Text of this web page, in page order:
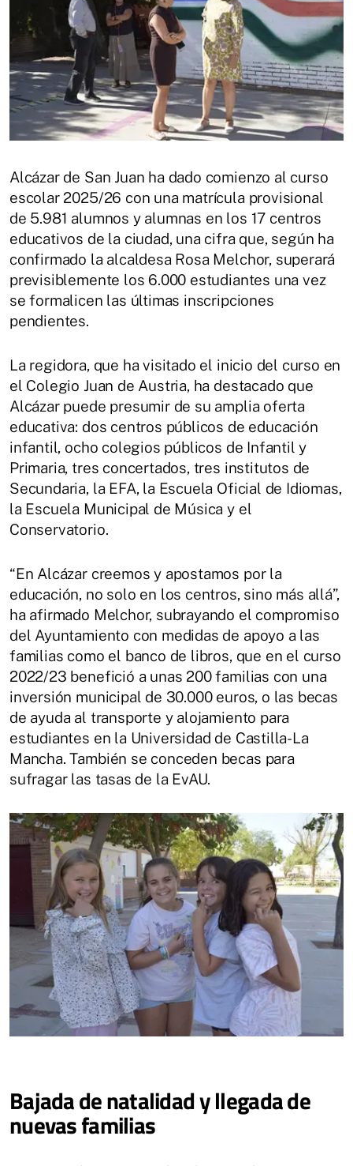
Alcázar de San Juan ha dado comienzo al curso
escolar 2025/26 con una matrícula provisional
de 5.981 alumnos y alumnas en los 17 centros
educativos de la ciudad, una cifra que, según ha
confirmado la alcaldesa Rosa Melchor, superará
previsiblemente los 6.000 estudiantes una vez
se formalicen las últimas inscripciones
pendientes.
La regidora, que ha visitado el inicio del curso en
el Colegio Juan de Austria, ha destacado que
Alcázar puede presumir de su amplia oferta
educativa: dos centros públicos de educación
infantil, ocho colegios públicos de Infantil y
Primaria, tres concertados, tres institutos de
Secundaria, la EFA, la Escuela Oficial de Idiomas,
la Escuela Municipal de Música y el
Conservatorio.
“En Alcázar creemos y apostamos por la
educación, no solo en los centros, sino más allá”,
ha afirmado Melchor, subrayando el compromiso
del Ayuntamiento con medidas de apoyo a las
familias como el banco de libros, que en el curso
2022/23 benefició a unas 200 familias con una
inversión municipal de 30.000 euros, o las becas
de ayuda al transporte y alojamiento para
estudiantes en la Universidad de Castilla-La
Mancha. También se conceden becas para
sufragar las tasas de la EvAU.
Bajada de natalidad y llegada de
nuevas familias